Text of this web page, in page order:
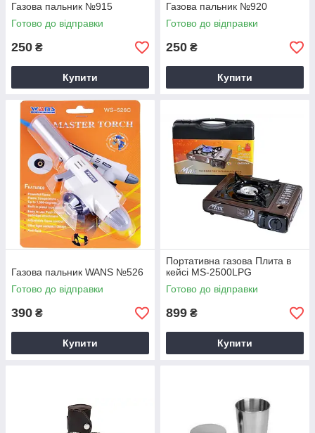
Газова пальник №915
Готово до відправки
250 ₴
Купити
Газова пальник №920
Готово до відправки
250 ₴
Купити
Газова пальник WANS №526
Готово до відправки
390 ₴
Купити
Портативна газова Плита в
кейсі MS-2500LPG
Готово до відправки
899 ₴
Купити